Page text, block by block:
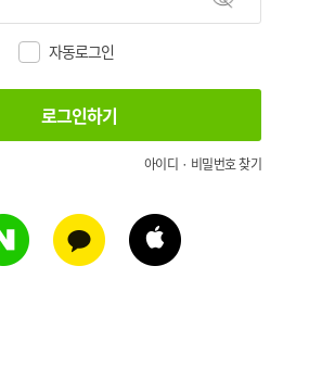
자동로그인
아이디 · 비밀번호 찾기